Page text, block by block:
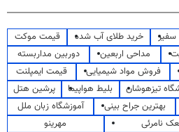
سفیر خرید طلای آب شده
قیمت موکت
مداحی اربعین
دوربین مداربسته
فروش مواد شیمیایی
قیمت ایمپلنت
تیزهوشان بلیط هواپیما
پرشین هتل
بهترین جراح بینی
آموزشگاه زبان ملل
نامرئی
مهرینو